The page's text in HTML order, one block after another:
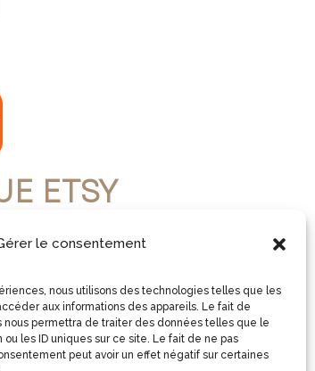
le consentement
nous utilisons des technologies telles que les
aux informations des appareils. Le fait de
nous permettra de traiter des données telles que le
les ID uniques sur ce site. Le fait de ne pas
peut avoir un effet négatif sur certaines
ETSY